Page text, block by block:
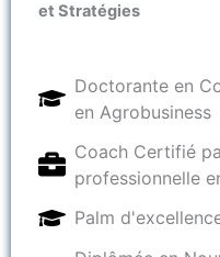
et Stratégies
Doctorante en
en Agrobusiness
Coach Certifié
professionnelle
Palm